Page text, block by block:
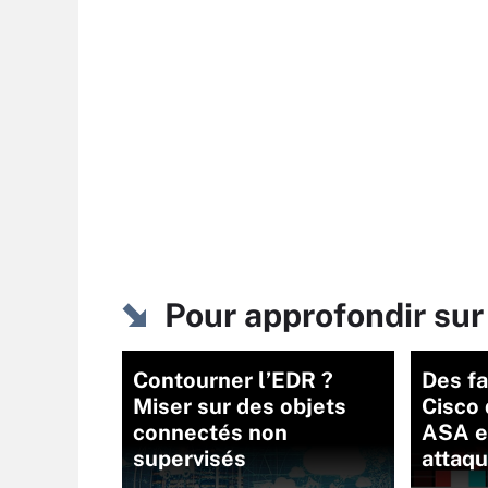
Pour approfondir
Contourner l’EDR ?
Miser sur des objets
connectés non
supervisés
Des
Cisco
ASA